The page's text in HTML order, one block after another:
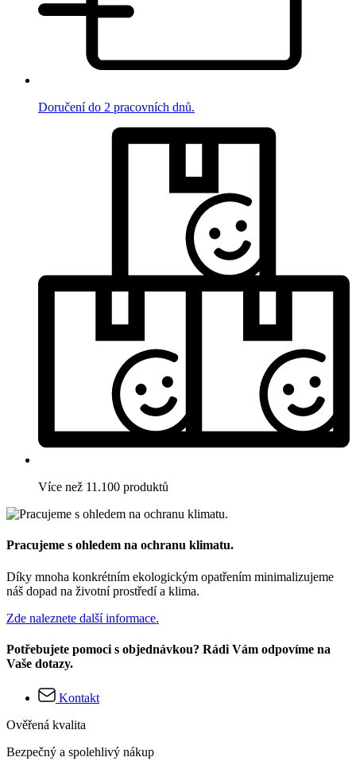
Doručení do 2 pracovních dnů.
Více než 11.100 produktů
Pracujeme s ohledem na ochranu klimatu.
Díky mnoha konkrétním ekologickým opatřením minimalizujeme
náš dopad na životní prostředí a klima.
Zde naleznete další informace.
Potřebujete pomoci s objednávkou? Rádi Vám odpovíme na
Vaše dotazy.
Kontakt
Ověřená kvalita
Bezpečný a spolehlivý nákup